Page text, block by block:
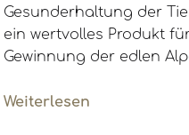
Gesunderhaltung der
ein wertvolles Produkt
Gewinnung der edlen
Weiterlesen